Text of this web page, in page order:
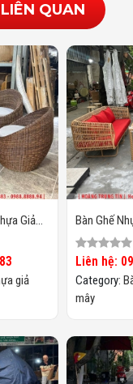
QUAN
Giả
giả
Bàn Ghế
Trời HTT134
Liên hệ:
Category:
mây